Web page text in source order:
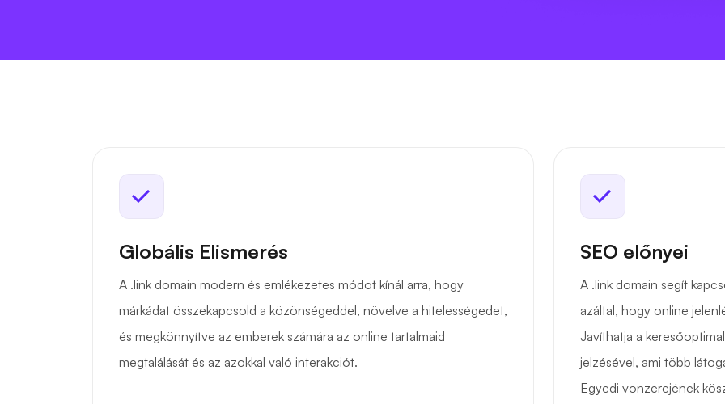
Globális Elismerés
A .link domain modern és emlékezetes módot kínál arra, hogy
márkádat összekapcsold a közönségeddel, növelve a hitelességedet,
és megkönnyítve az emberek számára az online tartalmaid
megtalálását és az azokkal való interakciót.
SEO előnyei
A .link domain segít
azáltal, hogy online
Javíthatja a
jelzésével, ami több
Egyedi vonzerejének